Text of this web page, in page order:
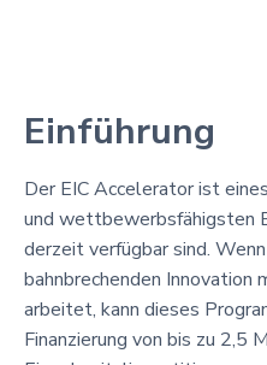
Einführung
Der EIC Accelerator ist
und wettbewerbsfähigsten
derzeit verfügbar sind.
bahnbrechenden
arbeitet, kann dieses
Finanzierung von bis zu 2,5